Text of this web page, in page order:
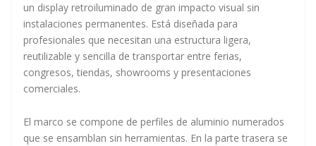
un display retroiluminado de gran impacto visual sin
instalaciones permanentes. Está diseñada para
profesionales que necesitan una estructura ligera,
reutilizable y sencilla de transportar entre ferias,
congresos, tiendas, showrooms y presentaciones
comerciales.
El marco se compone de perfiles de aluminio numerados
que se ensamblan sin herramientas. En la parte trasera se